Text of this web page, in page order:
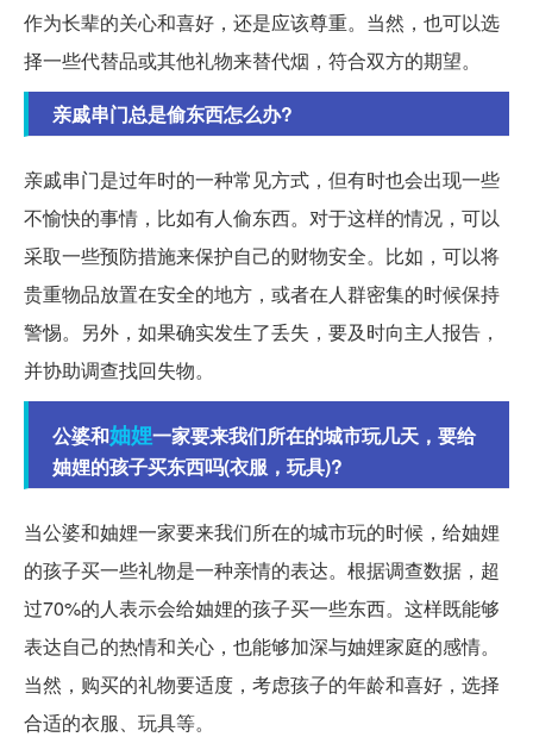
作为长辈的关心和喜好，还是应该尊重。当然，也可以选
择一些代替品或其他礼物来替代烟，符合双方的期望。
亲戚串门总是偷东西怎么办?
亲戚串门是过年时的一种常见方式，但有时也会出现一些
不愉快的事情，比如有人偷东西。对于这样的情况，可以
采取一些预防措施来保护自己的财物安全。比如，可以将
贵重物品放置在安全的地方，或者在人群密集的时候保持
警惕。另外，如果确实发生了丢失，要及时向主人报告，
并协助调查找回失物。
公婆和妯娌一家要来我们所在的城市玩几天，要给
妯娌的孩子买东西吗(衣服，玩具)?
当公婆和妯娌一家要来我们所在的城市玩的时候，给妯娌
的孩子买一些礼物是一种亲情的表达。根据调查数据，超
过70%的人表示会给妯娌的孩子买一些东西。这样既能够
表达自己的热情和关心，也能够加深与妯娌家庭的感情。
当然，购买的礼物要适度，考虑孩子的年龄和喜好，选择
合适的衣服、玩具等。